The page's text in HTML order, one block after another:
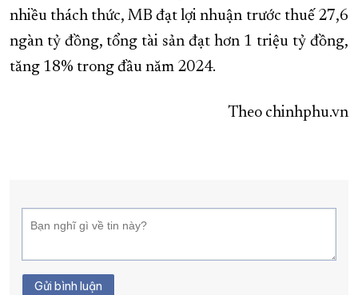
nhiều thách thức, MB đạt lợi nhuận trước thuế 27,6
ngàn tỷ đồng, tổng tài sản đạt hơn 1 triệu tỷ đồng,
tăng 18% trong đầu năm 2024.
Theo chinhphu.vn
Gửi bình luận